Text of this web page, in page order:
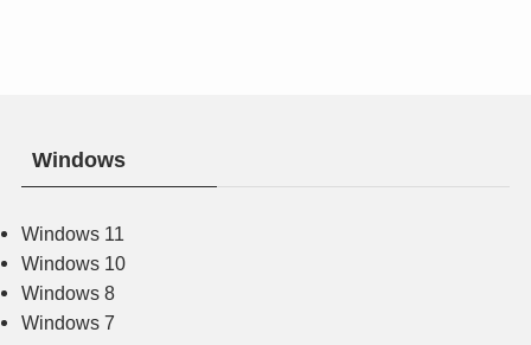
Windows
Windows 11
Windows 10
Windows 8
Windows 7